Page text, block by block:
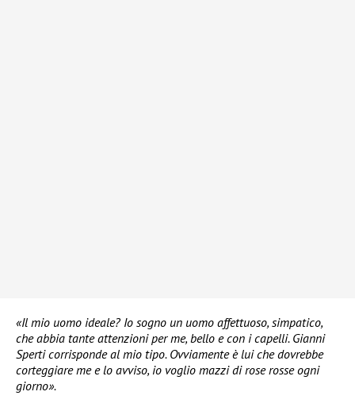
«Il mio uomo ideale? Io sogno un uomo affettuoso, simpatico,
che abbia tante attenzioni per me, bello e con i capelli. Gianni
Sperti corrisponde al mio tipo. Ovviamente è lui che dovrebbe
corteggiare me e lo avviso, io voglio mazzi di rose rosse ogni
giorno».